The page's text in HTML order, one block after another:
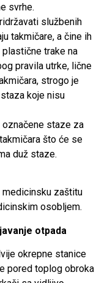
svrhe.
službenih
takmičare, a čine ih
trake na
pravila utrke, lične
strogo je
koje nisu
staze za
što će se
duž staze.
zaštitu
osobljem.
otpada
okrepne stanice
pored toplog obroka